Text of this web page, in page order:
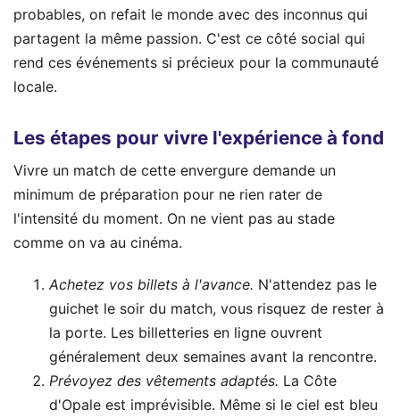
probables, on refait le monde avec des inconnus qui
partagent la même passion. C'est ce côté social qui
rend ces événements si précieux pour la communauté
locale.
Les étapes pour vivre l'expérience à fond
Vivre un match de cette envergure demande un
minimum de préparation pour ne rien rater de
l'intensité du moment. On ne vient pas au stade
comme on va au cinéma.
Achetez vos billets à l'avance. N'attendez pas le
guichet le soir du match, vous risquez de rester à
la porte. Les billetteries en ligne ouvrent
généralement deux semaines avant la rencontre.
Prévoyez des vêtements adaptés. La Côte
d'Opale est imprévisible. Même si le ciel est bleu